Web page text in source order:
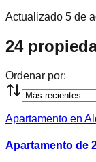
Actualizado 5 de
24
Ordenar por:
Apartamento en
Apartamento de